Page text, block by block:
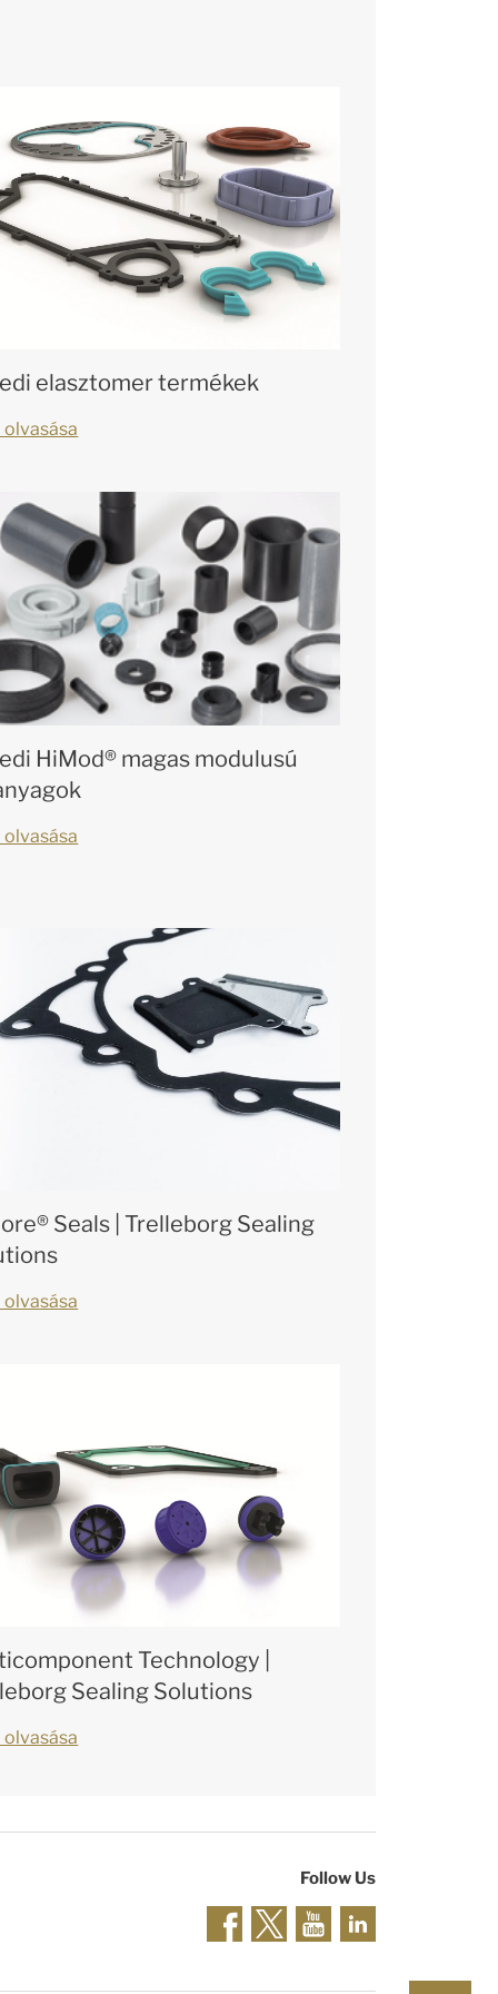
elasztomer termékek
olvasása
HiMod® magas modulusú
olvasása
Seals | Trelleborg Sealing
olvasása
Technology |
Sealing Solutions
olvasása
Follow Us